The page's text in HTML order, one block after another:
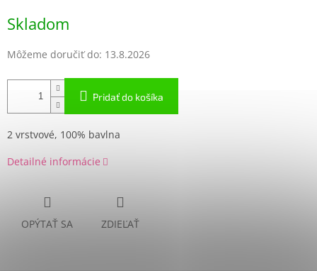
cena:
Skladom
Môžeme doručiť do: 13.8.2026
Pridať do košíka
2 vrstvové, 100% bavlna
Detailné informácie
OPÝTAŤ SA ZDIEĽAŤ